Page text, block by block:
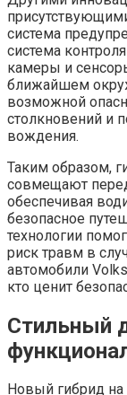
система
система
камеры и
ближайшем
возможной
столкновений и
вождения.
Таким образом,
совмещают
обеспечивая
безопасное
технологии
риск травм в
автомобили
кто ценит
Стильный
Новый гибрид на